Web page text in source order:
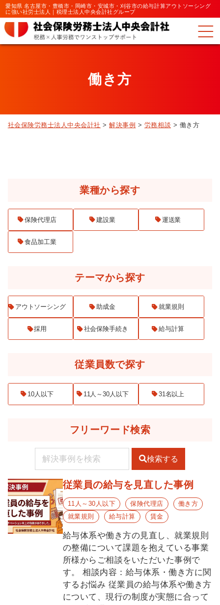
愛知県 名古屋市・豊橋市・岡崎市・安城市・刈谷市の給与計算アウトソーシング
に強い社労士法人｜税理士法人中央会計社グループ
働き方
社会保険労務士法人中央会計社 >解決事例 > 労務相談 > 働き方
業種から探す
保険代理店 建設業 運送業
食品加工業
テーマから探す
アウトソーシング 助成金 就業規則
採用 社会保険手続き 給与計算
従業員数で探す
10人以下 11人～30人以下 31名以上
フリーワード検索
検索する
従業員の給与を見直した事例
11人～30人以下 保険代理店
働き方
就業規則
給与計算 賃金
給与体系や働き方の見直し、就業規則
の整備について課題を抱えている事業
所様からご相談をいただいた事例で
す。 相談内容：給与体系・働き方に関
するお悩み 従業員の給与体系や働き方
について、現行の制度が実態に合って